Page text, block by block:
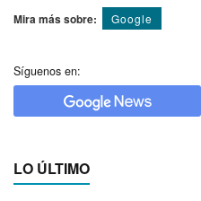
Mira más sobre: Google
Síguenos en:
LO ÚLTIMO